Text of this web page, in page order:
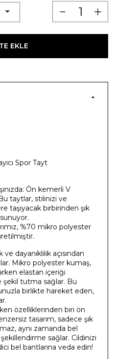
EKLE
Spor Tayt
Ön kemerli V
taytlar, stilinizi ve
taşıyacak birbirinden şık
%70 mikro polyester
dayanıklılık açısından
Mikro polyester kumaş,
elastan içeriği
tutma sağlar. Bu
birlikte hareket eden,
özelliklerinden biri ön
tasarım, sadece şık
aynı zamanda bel
sağlar. Cildinizi
bel bantlarına veda edin!